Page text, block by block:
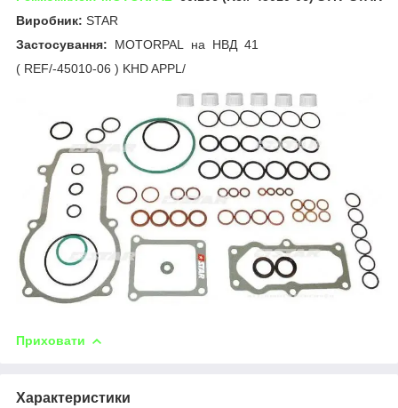
Виробник: STAR
Застосування: MOTORPAL на НВД 41
( REF/-45010-06 ) KHD APPL/
Приховати
Характеристики